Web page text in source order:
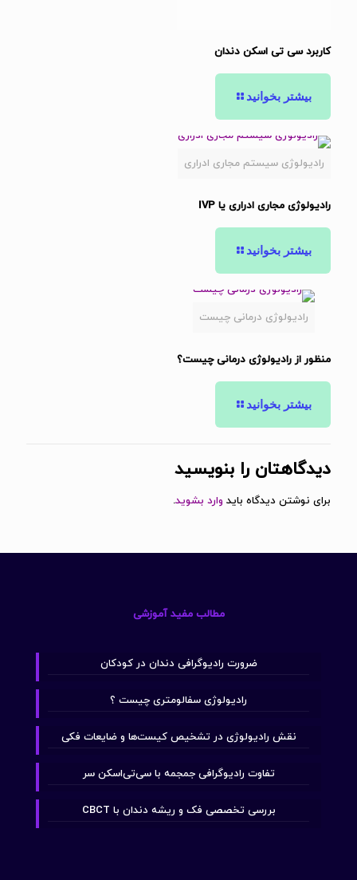
کاربرد سی تی اسکن دندان
بیشتر بخوانید
رادیولوژی سیستم مجاری ادراری
رادیولوژی مجاری ادراری یا IVP
بیشتر بخوانید
رادیولوژی درمانی چیست
منظور از رادیولوژی درمانی چیست؟
بیشتر بخوانید
دیدگاهتان را بنویسید
برای نوشتن دیدگاه باید وارد بشوید.
مطالب مفید آموزشی
ضرورت رادیوگرافی دندان در کودکان
رادیولوژی سفالومتری چیست ؟
نقش رادیولوژی در تشخیص کیست‌ها و ضایعات فکی
تفاوت رادیوگرافی جمجمه با سی‌تی‌اسکن سر
بررسی تخصصی فک و ریشه دندان با CBCT